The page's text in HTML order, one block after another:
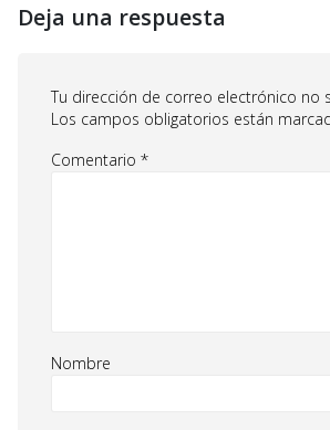
Deja una respuesta
Tu dirección de correo electrónico no
Los campos obligatorios están
Comentario *
Nombre